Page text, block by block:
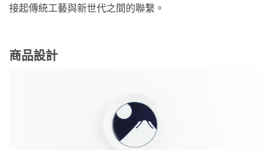
接起傳統工藝與新世代之間的聯繫。
商品設計